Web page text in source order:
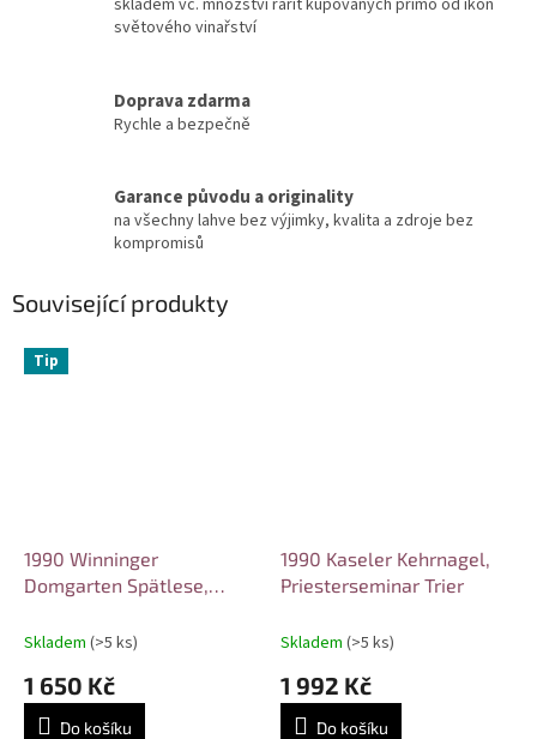
skladem vč. množství rarit kupovaných přímo od ikon
světového vinařství
Doprava zdarma
Rychle a bezpečně
Garance původu a originality
na všechny lahve bez výjimky, kvalita a zdroje bez
kompromisů
Související produkty
Tip
1990 Winninger
Domgarten Spätlese,
Skladem (>5 ks)
1 650 Kč
Do košíku
1990 Kaseler Kehrnagel,
Priesterseminar Trier
Skladem (>5 ks)
1 992 Kč
Do košíku